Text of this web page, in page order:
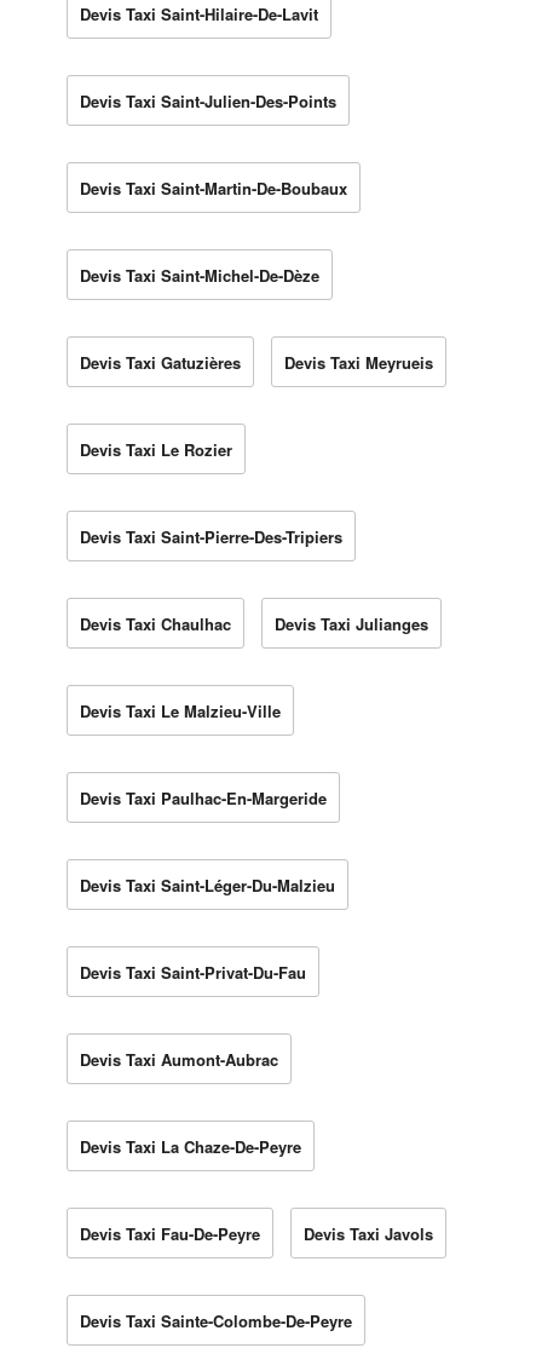
Devis Taxi Saint-Hilaire-De-Lavit
Devis Taxi Saint-Julien-Des-Points
Devis Taxi Saint-Martin-De-Boubaux
Devis Taxi Saint-Michel-De-Dèze
Devis Taxi Gatuzières Devis Taxi Meyrueis
Devis Taxi Le Rozier
Devis Taxi Saint-Pierre-Des-Tripiers
Devis Taxi Chaulhac Devis Taxi Julianges
Devis Taxi Le Malzieu-Ville
Devis Taxi Paulhac-En-Margeride
Devis Taxi Saint-Léger-Du-Malzieu
Devis Taxi Saint-Privat-Du-Fau
Devis Taxi Aumont-Aubrac
Devis Taxi La Chaze-De-Peyre
Devis Taxi Fau-De-Peyre Devis Taxi Javols
Devis Taxi Sainte-Colombe-De-Peyre